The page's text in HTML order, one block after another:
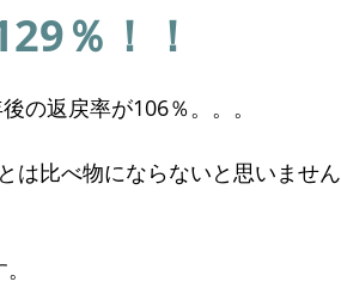
％！！
の返戻率が106％。。。
は比べ物にならないと思いません